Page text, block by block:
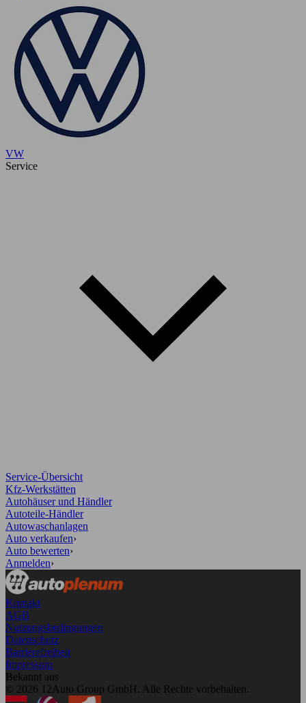
VW
Service
Service-Übersicht
Kfz-Werkstätten
Autohäuser und Händler
Autoteile-Händler
Autowaschanlagen
Auto verkaufen›
Auto bewerten›
Anmelden›
Kontakt
AGB
Nutzungsbedingungen
Datenschutz
Barrierefreiheit
Impressum
Bekannt aus
© 2026 12Auto Group GmbH. Alle Rechte vorbehalten.